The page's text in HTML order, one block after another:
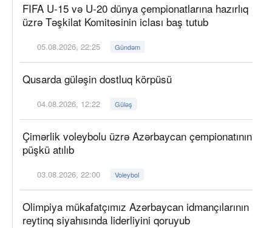
FIFA U-15 və U-20 dünya çempionatlarına hazırlıq
üzrə Təşkilat Komitəsinin iclası baş tutub
05.08.2026, 22:25 Gündəm
Qusarda güləşin dostluq körpüsü
04.08.2026, 12:22 Güləş
Çimərlik voleybolu üzrə Azərbaycan çempionatının
püşkü atılıb
03.08.2026, 22:00 Voleybol
Olimpiya mükafatçımız Azərbaycan idmançılarının
reytinq siyahısında liderliyini qoruyub